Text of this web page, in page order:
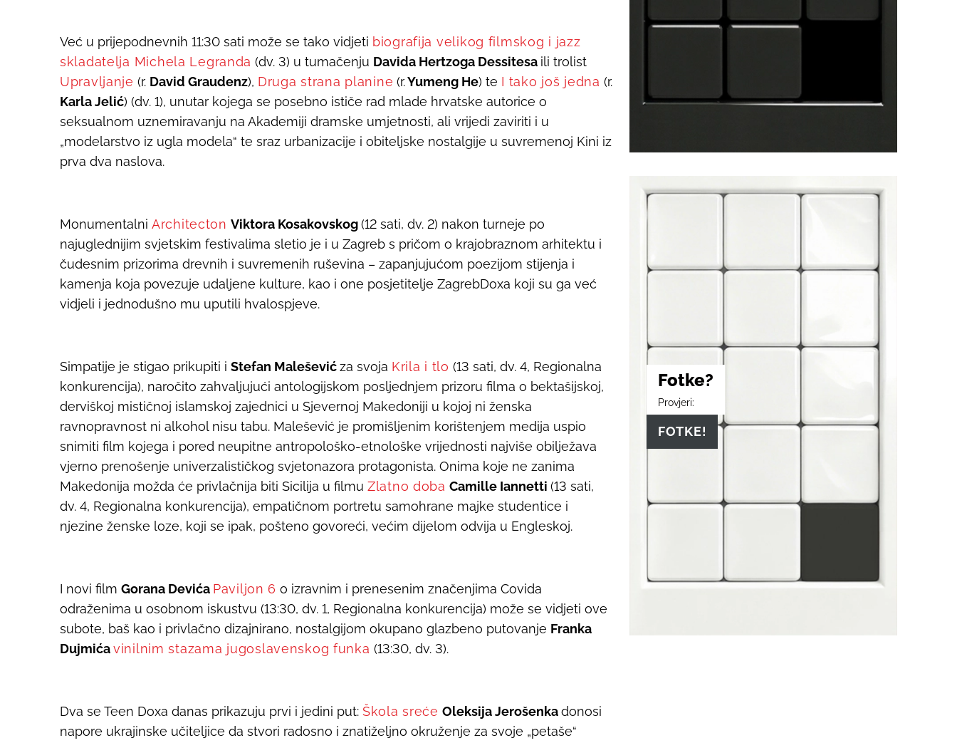
Već u prijepodnevnih 11:30 sati može se tako vidjeti biografija velikog filmskog i jazz
skladatelja Michela Legranda (dv. 3) u tumačenju Davida Hertzoga Dessitesa ili trolist
Upravljanje (r. David Graudenz), Druga strana planine (r.Yumeng He) te I tako još jedna (r.
Karla Jelić) (dv. 1), unutar kojega se posebno ističe rad mlade hrvatske autorice o
seksualnom uznemiravanju na Akademiji dramske umjetnosti, ali vrijedi zaviriti i u
„modelarstvo iz ugla modela“ te sraz urbanizacije i obiteljske nostalgije u suvremenoj Kini iz
prva dva naslova.
Monumentalni Architecton Viktora Kosakovskog(12 sati, dv. 2) nakon turneje po
najuglednijim svjetskim festivalima sletio je i u Zagreb s pričom o krajobraznom arhitektu i
čudesnim prizorima drevnih i suvremenih ruševina – zapanjujućom poezijom stijenja i
kamenja koja povezuje udaljene kulture, kao i one posjetitelje ZagrebDoxa koji su ga već
vidjeli i jednodušno mu uputili hvalospjeve.
Simpatije je stigao prikupiti i Stefan Maleševićza svoja Krila i tlo (13 sati, dv. 4, Regionalna
konkurencija), naročito zahvaljujući antologijskom posljednjem prizoru filma o bektašijskoj,
derviškoj mističnoj islamskoj zajednici u Sjevernoj Makedoniji u kojoj ni ženska
ravnopravnost ni alkohol nisu tabu. Malešević je promišljenim korištenjem medija uspio
snimiti film kojega i pored neupitne antropološko-etnološke vrijednosti najviše obilježava
vjerno prenošenje univerzalističkog svjetonazora protagonista. Onima koje ne zanima
Makedonija možda će privlačnija biti Sicilija u filmu Zlatno doba Camille Iannetti (13 sati,
dv. 4, Regionalna konkurencija), empatičnom portretu samohrane majke studentice i
njezine ženske loze, koji se ipak, pošteno govoreći, većim dijelom odvija u Engleskoj.
I novi film Gorana Devića Paviljon 6 o izravnim i prenesenim značenjima Covida
odraženima u osobnom iskustvu (13:30, dv. 1, Regionalna konkurencija) može se vidjeti ove
subote, baš kao i privlačno dizajnirano, nostalgijom okupano glazbeno putovanje Franka
Dujmićavinilnim stazama jugoslavenskog funka (13:30, dv. 3).
Dva se Teen Doxa danas prikazuju prvi i jedini put: Škola sreće Oleksija Jerošenkadonosi
napore ukrajinske učiteljice da stvori radosno i znatiželjno okruženje za svoje „petaše“
Fotke?
Provjeri:
FOTKE!